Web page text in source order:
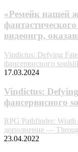
«Ремейк нашей
видеоигр,
Vindictus: Defying
фансервисного
17.03.2024
Vindictus:
фансервисного
RPG Pathfinder:
дополнение —
23.04.2022